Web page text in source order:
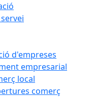
d'empreses
empresarial
local
comerç